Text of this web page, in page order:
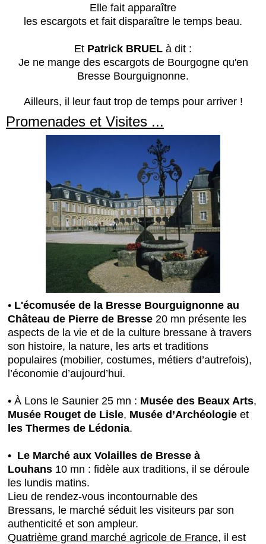
Elle fait apparaître
les escargots et fait disparaître le temps beau.
Et Patrick BRUEL à dit :
Je ne mange des escargots de Bourgogne qu'en
Bresse Bourguignonne.
Ailleurs, il leur faut trop de temps pour arriver !
Promenades et Visites ...
• L'écomusée de la Bresse Bourguignonne au
Château de Pierre de Bresse 20 mn présente les
aspects de la vie et de la culture bressane à travers
son histoire, la nature, les arts et traditions
populaires (mobilier, costumes, métiers d’autrefois),
l’économie d’aujourd’hui.
• À Lons le Saunier 25 mn : Musée des Beaux Arts,
Musée Rouget de Lisle, Musée d’Archéologie et
les Thermes de Lédonia.
• Le Marché aux Volailles de Bresse à
Louhans 10 mn : fidèle aux traditions, il se déroule
les lundis matins.
Lieu de rendez-vous incontournable des
Bressans, le marché séduit les visiteurs par son
authenticité et son ampleur.
Quatrième grand marché agricole de France, il est